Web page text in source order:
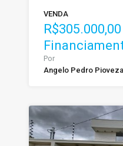
VENDA
Por
Angelo Pedro